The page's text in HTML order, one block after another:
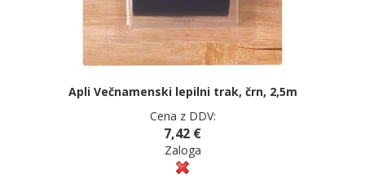
Apli Večnamenski lepilni trak, črn, 2,5m
Cena z DDV:
7,42 €
Zaloga